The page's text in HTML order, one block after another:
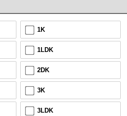
1K
1LDK
2DK
3K
3LDK